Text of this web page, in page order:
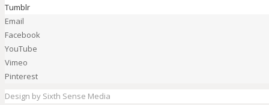
Tumblr
Email
Facebook
YouTube
Vimeo
Pinterest
Design by Sixth Sense Media